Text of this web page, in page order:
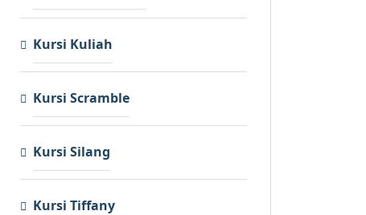
Kursi Kuliah
Kursi Scramble
Kursi Silang
Kursi Tiffany